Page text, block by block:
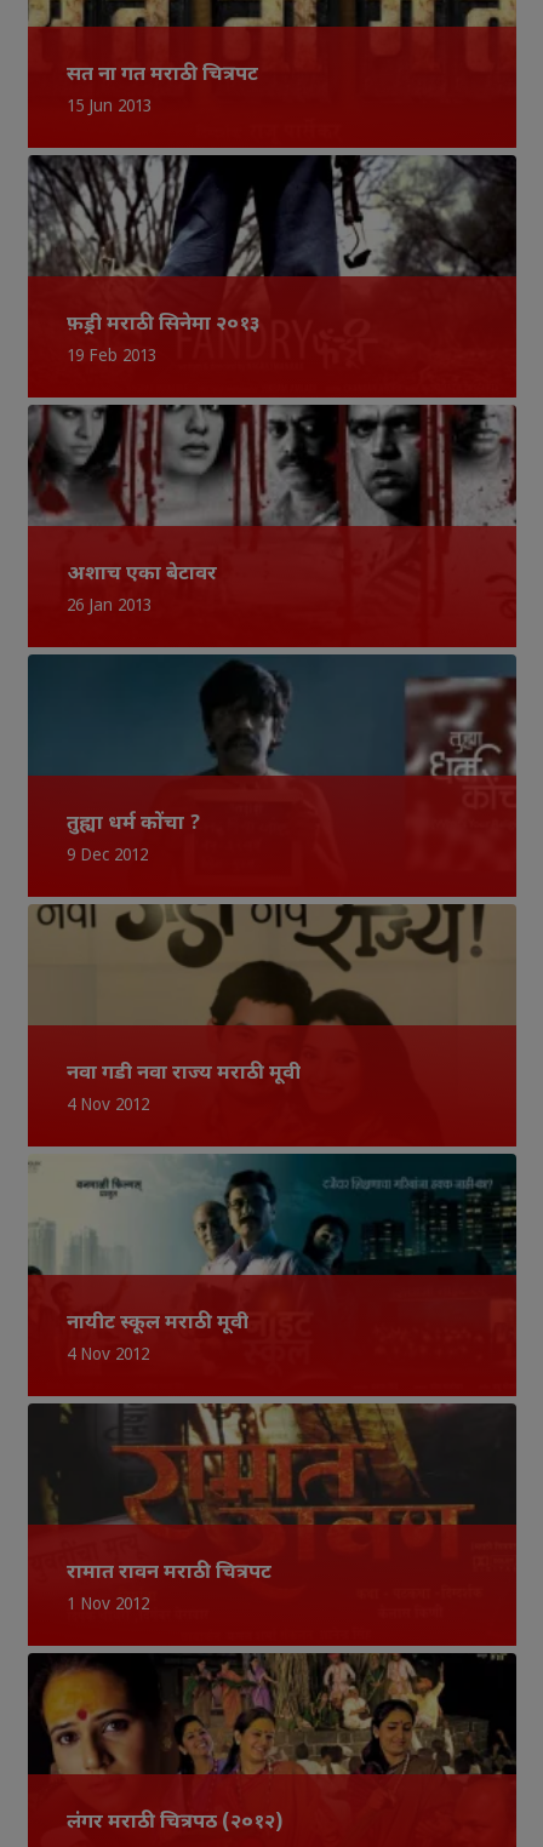
सत ना गत मराठी चित्रपट
15 Jun 2013
फ़ड्री मराठी सिनेमा २०१३
19 Feb 2013
अशाच एका बेटावर
26 Jan 2013
तुह्या धर्म कोंचा ?
9 Dec 2012
नवा गडी नवा राज्य मराठी मूवी
4 Nov 2012
नायीट स्कूल मराठी मूवी
4 Nov 2012
रामात रावन मराठी चित्रपट
1 Nov 2012
लंगर मराठी चित्रपठ (२०१२)